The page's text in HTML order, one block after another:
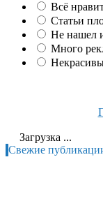
Всё
Статьи
Не нашел
Много
Загрузка ...
Свежие